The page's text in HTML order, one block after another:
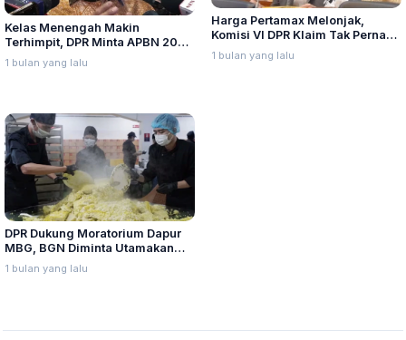
Kelas Menengah Makin
Terhimpit, DPR Minta APBN 2027
Jangan Tambah Beban
1 bulan yang lalu
Harga Pertamax Melonjak,
Komisi VI DPR Klaim Tak Pernah
Diajak Bicara
1 bulan yang lalu
DPR Dukung Moratorium Dapur
MBG, BGN Diminta Utamakan
Kualitas dan Pemerataan
Layanan
1 bulan yang lalu